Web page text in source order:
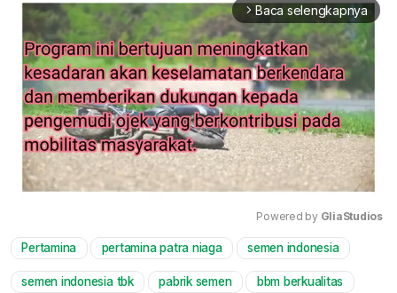
arrow_forward_ios Baca selengkapnya
Mute
Powered by GliaStudios
Pertamina pertamina patra niaga semen indonesia
semen indonesia tbk pabrik semen bbm berkualitas